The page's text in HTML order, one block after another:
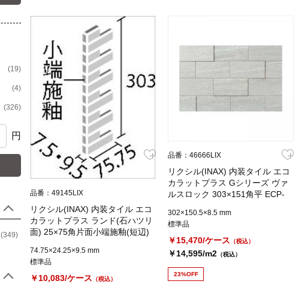
(19)
(4)
(326)
円
(349)
品番：49145LIX
リクシル(INAX) 内装タイル エコ
カラットプラス ランド(石ハツリ
面) 25×75角片面小端施釉(短辺)
74.75×24.25×9.5 mm
標準品
￥10,083/ケース （税込）
品番：46666LIX
リクシル(INAX) 内装タイル エコ
カラットプラス Gシリーズ ヴァ
ルスロック 303×151角平 ECP-
302×150.5×8.5 mm
標準品
￥15,470/ケース （税込）
￥14,595/m2 （税込）
23%OFF